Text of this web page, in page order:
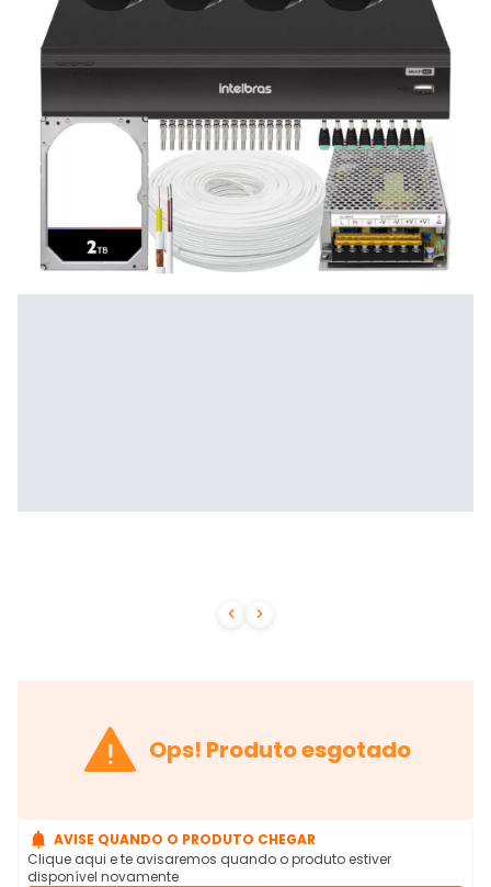
 
 Ops! Produto esgotado
 AVISE QUANDO O PRODUTO CHEGAR
Clique aqui e te avisaremos quando o produto estiver
disponível novamente